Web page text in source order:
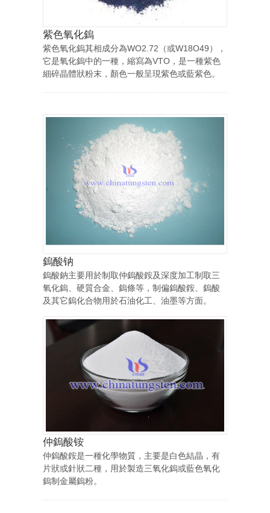
紫色氧化鎢
紫色氧化鎢其相成分為WO2.72（或W18O49），
它是氧化鎢中的一種，縮寫為VTO，是一種紫色
細碎晶體狀粉末，顏色一般呈現紫色或藍紫色。
鎢酸钠
鎢酸鈉主要用於制取仲鎢酸銨及深度加工制取三
氧化鎢、硬質合金、鎢條等，制偏鎢酸銨、鎢酸
及其它鎢化合物用於石油化工、油墨等方面。
仲鎢酸铵
仲鎢酸銨是一種化學物質，主要是白色結晶，有
片狀或針狀二種，用於製造三氧化鎢或藍色氧化
鎢制金屬鎢粉。